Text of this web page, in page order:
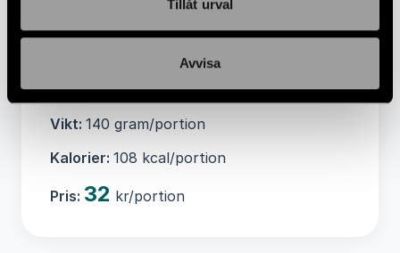
Tillåt urval
Avvisa
MJÖLKsyrekultur, vegetabiliskt löpe,
laktas), apelsinjuice, kakaopulver, kaffe,
honung flytande, hallon, agave sirap
Allergener:MJÖLKPROTEIN
Vikt: 140 gram/portion
Kalorier: 108 kcal/portion
Pris: 32 kr/portion